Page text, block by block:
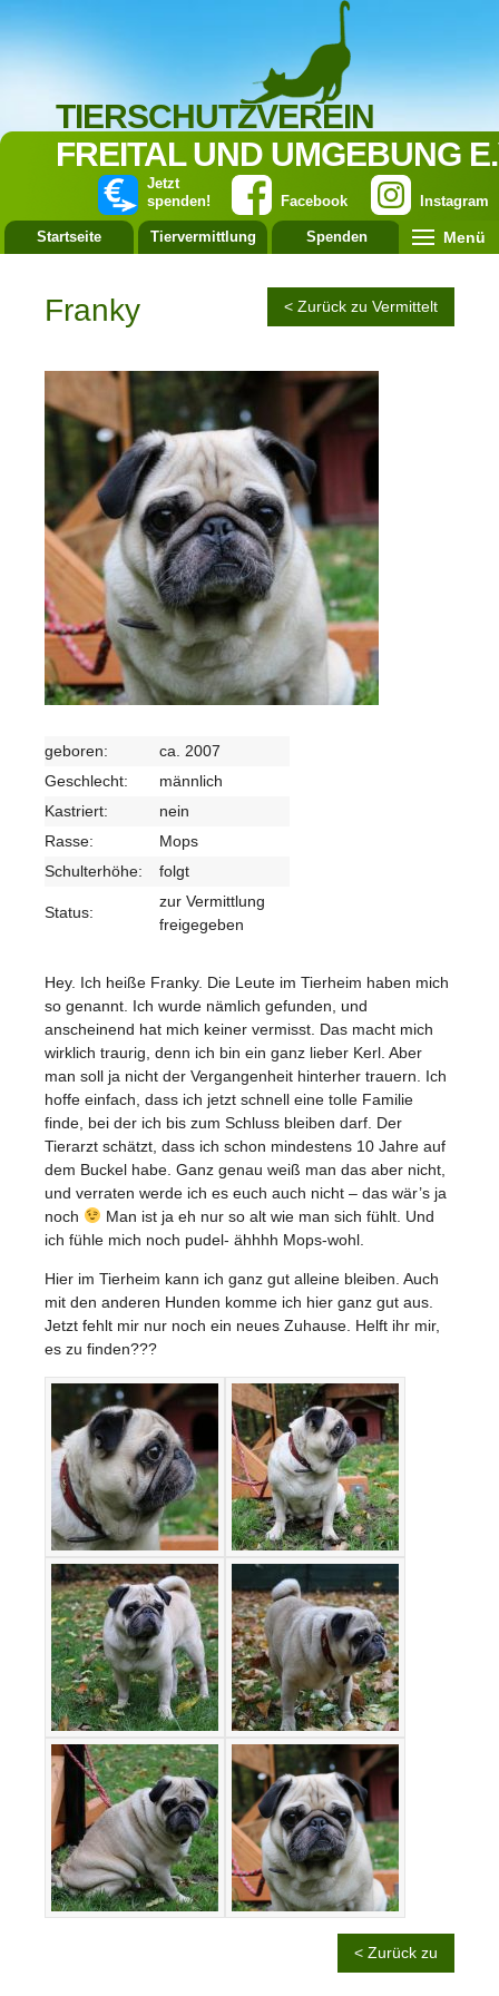
TIERSCHUTZVEREIN
FREITAL UND UMGEBUNG
Instagram
Facebook
Jetzt
spenden!
Startseite Tiervermittlung Spenden Menü
Franky < Zurück zu Vermittelt
geboren:
ca. 2007
Geschlecht:
männlich
Kastriert:
nein
Rasse:
Mops
Schulterhöhe:
folgt
Status:
zur Vermittlung
freigegeben
Hey. Ich heiße Franky. Die Leute im Tierheim haben mich
so genannt. Ich wurde nämlich gefunden, und
anscheinend hat mich keiner vermisst. Das macht mich
wirklich traurig, denn ich bin ein ganz lieber Kerl. Aber
man soll ja nicht der Vergangenheit hinterher trauern. Ich
hoffe einfach, dass ich jetzt schnell eine tolle Familie
finde, bei der ich bis zum Schluss bleiben darf. Der
Tierarzt schätzt, dass ich schon mindestens 10 Jahre auf
dem Buckel habe. Ganz genau weiß man das aber nicht,
und verraten werde ich es euch auch nicht – das wär’s ja
noch
Man ist ja eh nur so alt wie man sich fühlt. Und
ich fühle mich noch pudel- ähhhh Mops-wohl.
Hier im Tierheim kann ich ganz gut alleine bleiben. Auch
mit den anderen Hunden komme ich hier ganz gut aus.
Jetzt fehlt mir nur noch ein neues Zuhause. Helft ihr mir,
es zu finden???
< Zurück zu